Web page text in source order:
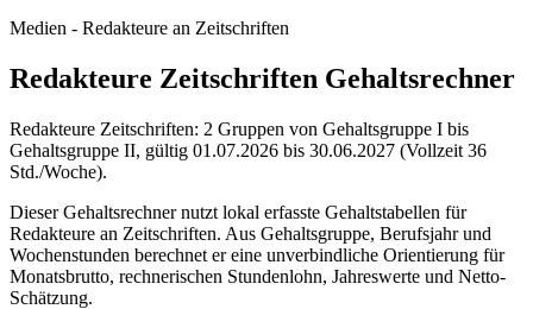
Medien - Redakteure an Zeitschriften
Redakteure Zeitschriften Gehaltsrechner
Redakteure Zeitschriften: 2 Gruppen von Gehaltsgruppe I bis
Gehaltsgruppe II, gültig 01.07.2026 bis 30.06.2027 (Vollzeit 36
Std./Woche).
Dieser Gehaltsrechner nutzt lokal erfasste Gehaltstabellen für
Redakteure an Zeitschriften. Aus Gehaltsgruppe, Berufsjahr und
Wochenstunden berechnet er eine unverbindliche Orientierung für
Monatsbrutto, rechnerischen Stundenlohn, Jahreswerte und Netto-
Schätzung.